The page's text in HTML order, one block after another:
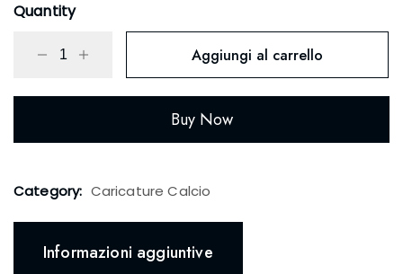
Quantity
Aggiungi al carrello
Buy Now
Category: Caricature Calcio
Informazioni aggiuntive